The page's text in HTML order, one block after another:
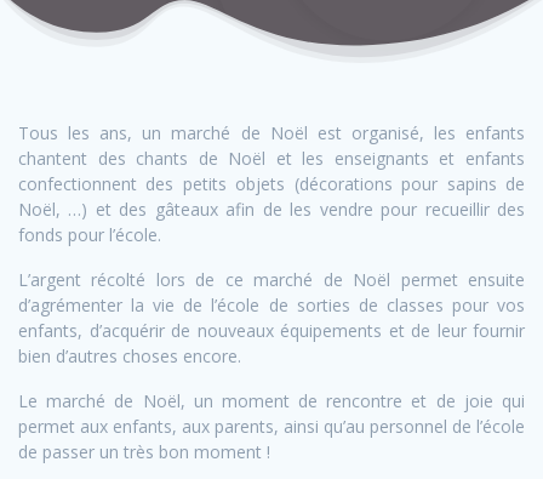
Tous les ans, un marché de Noël est organisé, les enfants
chantent des chants de Noël et les enseignants et enfants
confectionnent des petits objets (décorations pour sapins de
Noël, …) et des gâteaux afin de les vendre pour recueillir des
fonds pour l’école.
L’argent récolté lors de ce marché de Noël permet ensuite
d’agrémenter la vie de l’école de sorties de classes pour vos
enfants, d’acquérir de nouveaux équipements et de leur fournir
bien d’autres choses encore.
Le marché de Noël, un moment de rencontre et de joie qui
permet aux enfants, aux parents, ainsi qu’au personnel de l’école
de passer un très bon moment !